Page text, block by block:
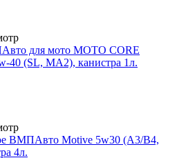
для мото MOTO CORE
(SL, MA2), канистра 1л.
ВМПАвто Motive 5w30 (A3/B4,
4л.